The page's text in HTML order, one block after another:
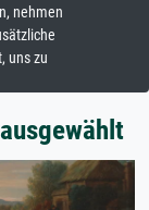
nehmen
uns zu